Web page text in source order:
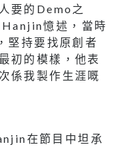
要的Demo之
憶述，當時
堅持要找原創者
初的模樣，他表
係我製作生涯嘅
在節目中坦承